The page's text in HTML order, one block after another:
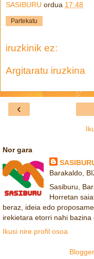
SASIBURU ordua 17:48
Partekatu
iruzkinik ez:
Argitaratu iruzkina
‹
Nor gara
Barakaldo,
Sasiburu,
Horretan
beraz, ideia edo
irekietara etorri nahi bazina
Ikusi nire profil osoa
Blogger